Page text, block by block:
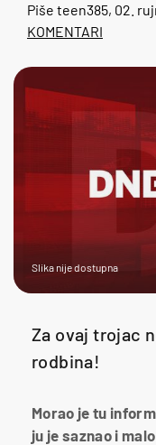
Piše teen385, 02.
KOMENTARI
Slika nije dostupna
Za ovaj trojac
rodbina!
Morao je tu
ju je saznao i